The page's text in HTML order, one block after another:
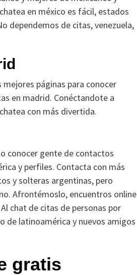
en méxico es fácil, estados
dependemos de citas, venezuela,
páginas para conocer
en madrid. Conéctandote a
con más divertida.
conocer gente de contactos
y perfiles. Contacta con más
y solteras argentinas, pero
Afrontémoslo, encuentros online
chat de citas de personas por
de latinoamérica y nuevos amigos
gratis